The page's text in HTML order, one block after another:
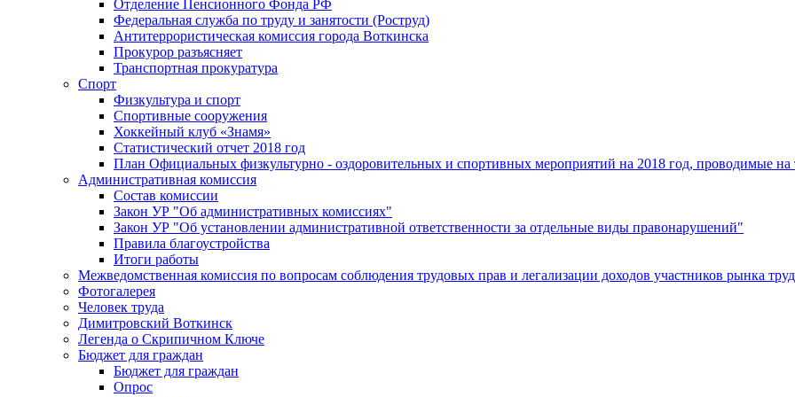
Отделение Пенсионного Фонда РФ
Федеральная служба по труду и занятости (Роструд)
Антитеррористическая комиссия города Воткинска
Прокурор разъясняет
Транспортная прокуратура
Спорт
Физкультура и спорт
Спортивные сооружения
Хоккейный клуб «Знамя»
Статистический отчет 2018 год
План Официальных физкультурно - оздоровительных и спортивных мероприятий на 2018 год, проводимые
Административная комиссия
Состав комиссии
Закон УР "Об административных комиссиях"
Закон УР "Об установлении административной ответственности за отдельные виды правонарушений"
Правила благоустройства
Итоги работы
Межведомственная комиссия по вопросам соблюдения трудовых прав и легализации доходов участников рынка
Фотогалерея
Человек труда
Димитровский Воткинск
Легенда о Скрипичном Ключе
Бюджет для граждан
Бюджет для граждан
Опрос